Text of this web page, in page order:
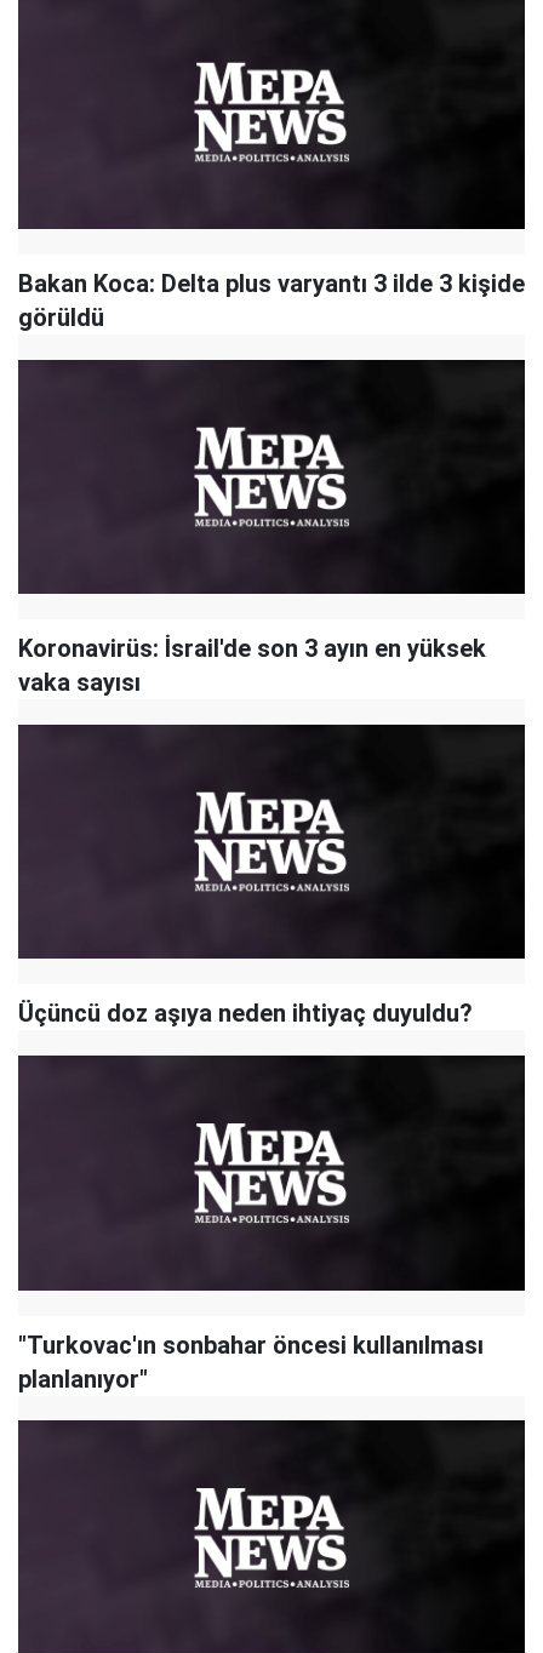
Bakan Koca: Delta plus varyantı 3 ilde 3 kişide
görüldü
Koronavirüs: İsrail'de son 3 ayın en yüksek
vaka sayısı
Üçüncü doz aşıya neden ihtiyaç duyuldu?
"Turkovac'ın sonbahar öncesi kullanılması
planlanıyor"